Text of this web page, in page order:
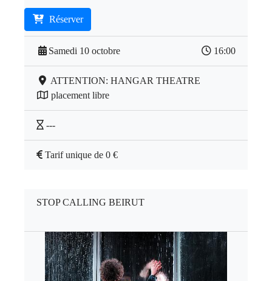
Réserver
Samedi 10 octobre 16:00
ATTENTION: HANGAR THEATRE
placement libre
---
Tarif unique de 0 €
STOP CALLING BEIRUT